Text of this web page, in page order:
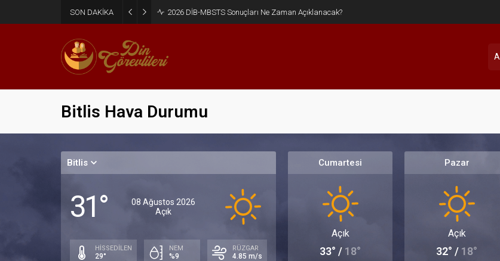
SON DAKİKA 2026 DİB-MBSTS Ne Zaman?
Bitlis Hava Durumu
Bitlis
31°
08 Ağustos 2026
Açık
HİSSEDİLEN
29°
NEM
%9
RÜZGAR
4.85 m/s
Cumartesi
Açık
33° / 18°
Pazar
Açık
32° / 18°